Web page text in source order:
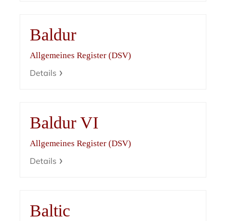
Baldur
Allgemeines Register (DSV)
Details
Baldur VI
Allgemeines Register (DSV)
Details
Baltic